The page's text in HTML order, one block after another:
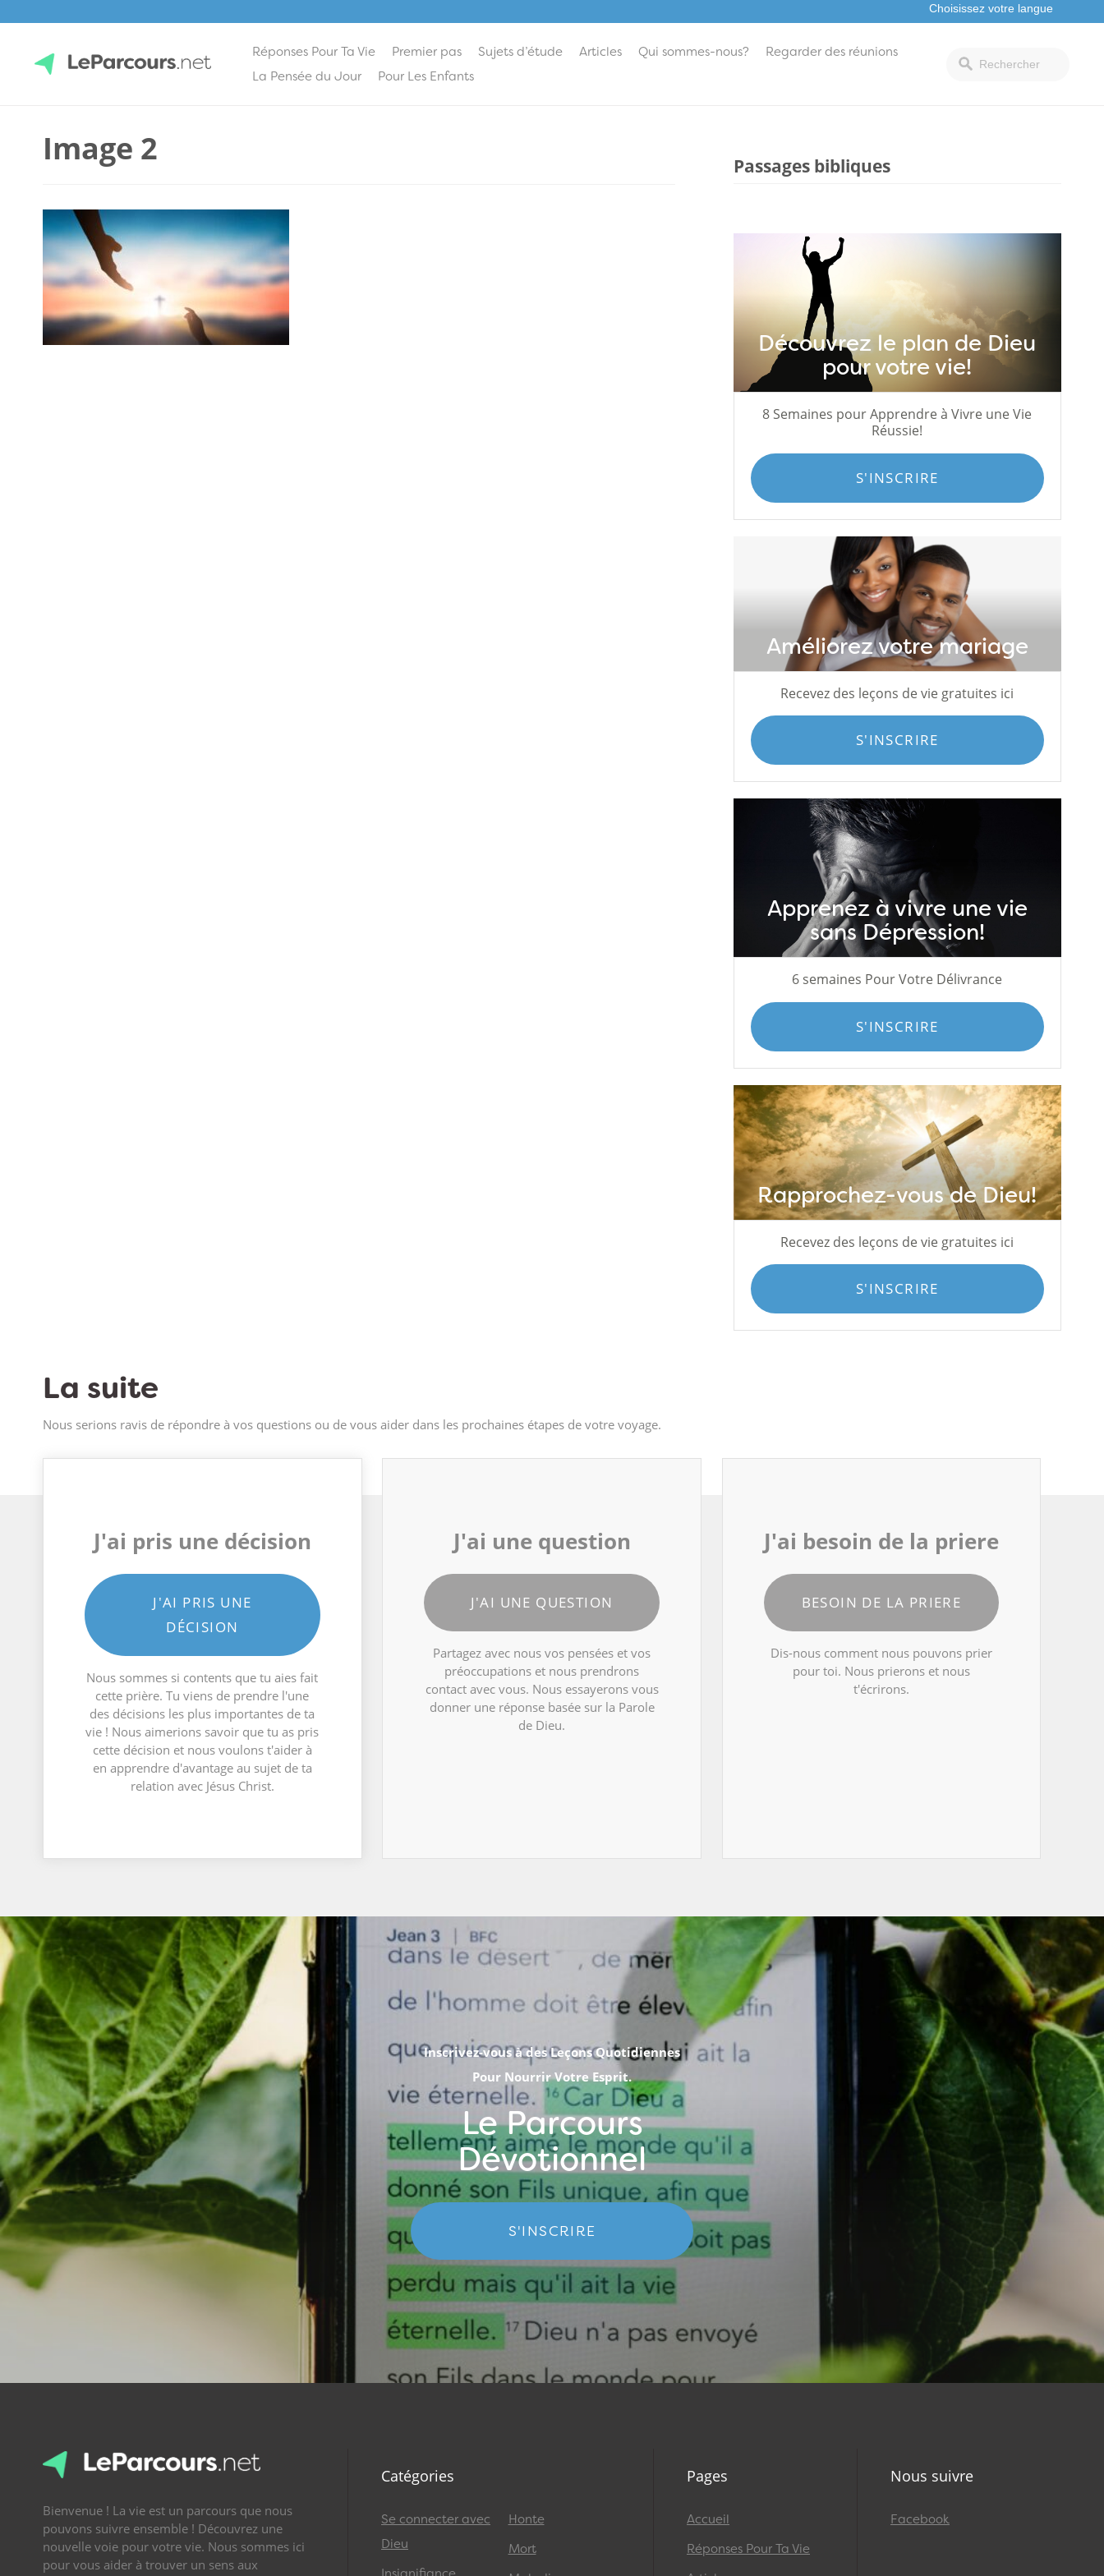
Réponses Pour Ta Vie Premier pas Sujets d’étude Articles Qui sommes-nous?
Regarder des réunions
La Pensée du Jour
Pour Les Enfants
Image 2 Passages bibliques
Découvrez le plan de Dieu
pour votre vie!
8 Semaines pour Apprendre à Vivre une Vie
Réussie!
S'INSCRIRE
Améliorez votre mariage
Recevez des leçons de vie gratuites ici
S'INSCRIRE
Apprenez à vivre une vie
sans Dépression!
6 semaines Pour Votre Délivrance
S'INSCRIRE
Rapprochez-vous de Dieu!
Recevez des leçons de vie gratuites ici
S'INSCRIRE
La suite
Nous serions ravis de répondre à vos questions ou de vous aider dans les prochaines étapes de votre voyage.
J'ai pris une décision
J'AI PRIS UNE
DÉCISION
Nous sommes si contents que tu aies fait
cette prière. Tu viens de prendre l'une
des décisions les plus importantes de ta
vie ! Nous aimerions savoir que tu as pris
cette décision et nous voulons t'aider à
en apprendre d'avantage au sujet de ta
relation avec Jésus Christ.
J'ai une question
J'AI UNE QUESTION
Partagez avec nous vos pensées et vos
préoccupations et nous prendrons
contact avec vous. Nous essayerons vous
donner une réponse basée sur la Parole
de Dieu.
J'ai besoin de la priere
BESOIN DE LA PRIERE
Dis-nous comment nous pouvons prier
pour toi. Nous prierons et nous
t'écrirons.
Inscrivez-vous à des Leçons Quotidiennes
Pour Nourrir Votre Esprit.
Le Parcours
Dévotionnel
S'INSCRIRE
Bienvenue ! La vie est un parcours que nous
pouvons suivre ensemble ! Découvrez une
nouvelle voie pour votre vie. Nous sommes ici
pour vous aider à trouver un sens aux
Catégories
Se connecter avec
Dieu
Honte
Mort
Pages
Accueil
Réponses Pour Ta Vie
Nous suivre
Facebook